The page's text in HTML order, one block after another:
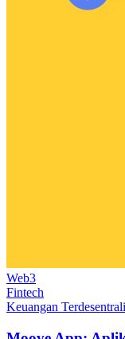
Web3
Fintech
Keuangan